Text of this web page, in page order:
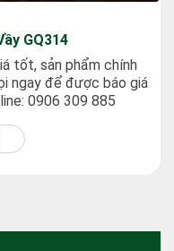
GQ314
tốt, sản phẩm chính
ngay để được báo giá
0906 309 885